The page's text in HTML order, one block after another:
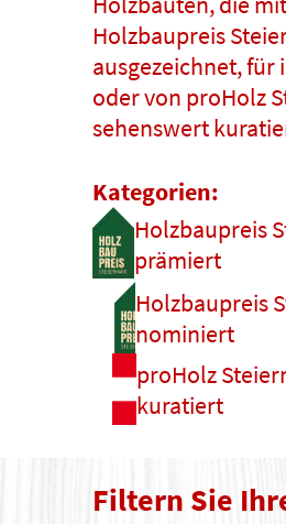
Holzbaupreis
ausgezeichnet,
oder von proHolz
sehenswert
Kategorien:
Holzbaupreis
prämiert
Holzbaupreis
nominiert
proHolz
kuratiert
Filtern Sie